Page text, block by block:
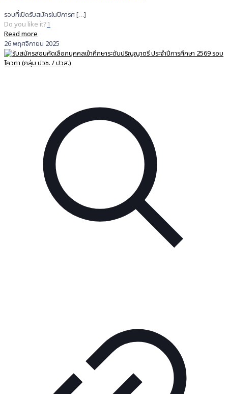
รอบที่เปิดรับสมัครในปีการศ[…]
Do you like it?1
Read more
26 พฤศจิกายน 2025